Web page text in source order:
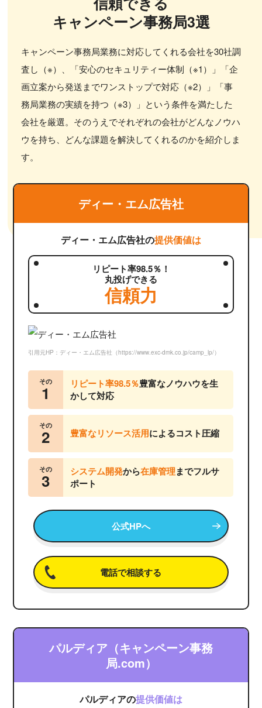
キャンペーン事務局3選
キャンペーン事務局業務に対応してくれる会社を30社調
査し（※）、「安心のセキュリティー体制（※1）」「企
画立案から発送までワンストップで対応（※2）」「事
務局業務の実績を持つ（※3）」という条件を満たした
会社を厳選。そのうえでそれぞれの会社がどんなノウハ
ウを持ち、どんな課題を解決してくれるのかを紹介しま
す。
ディー・エム広告社
ディー・エム広告社の提供価値は
リピート率98.5％！
丸投げできる
信頼力
引用元HP：ディー・エム広告社（https://www.exc-dmk.co.jp/camp_lp/）
その
1 リピート率98.5％豊富なノウハウを生
かして対応
その
2 豊富なリソース活用によるコスト圧縮
その
3 システム開発から在庫管理までフルサ
ポート
公式HPへ
電話で相談する
パルディア（キャンペーン事務
局.com）
パルディアの提供価値は